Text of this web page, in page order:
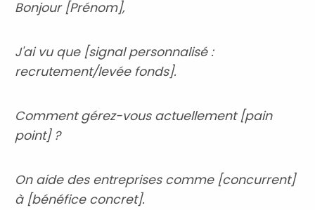
Bonjour [Prénom],
J'ai vu que [signal personnalisé :
recrutement/levée fonds].
Comment gérez-vous actuellement [pain
point] ?
On aide des entreprises comme [concurrent]
à [bénéfice concret].